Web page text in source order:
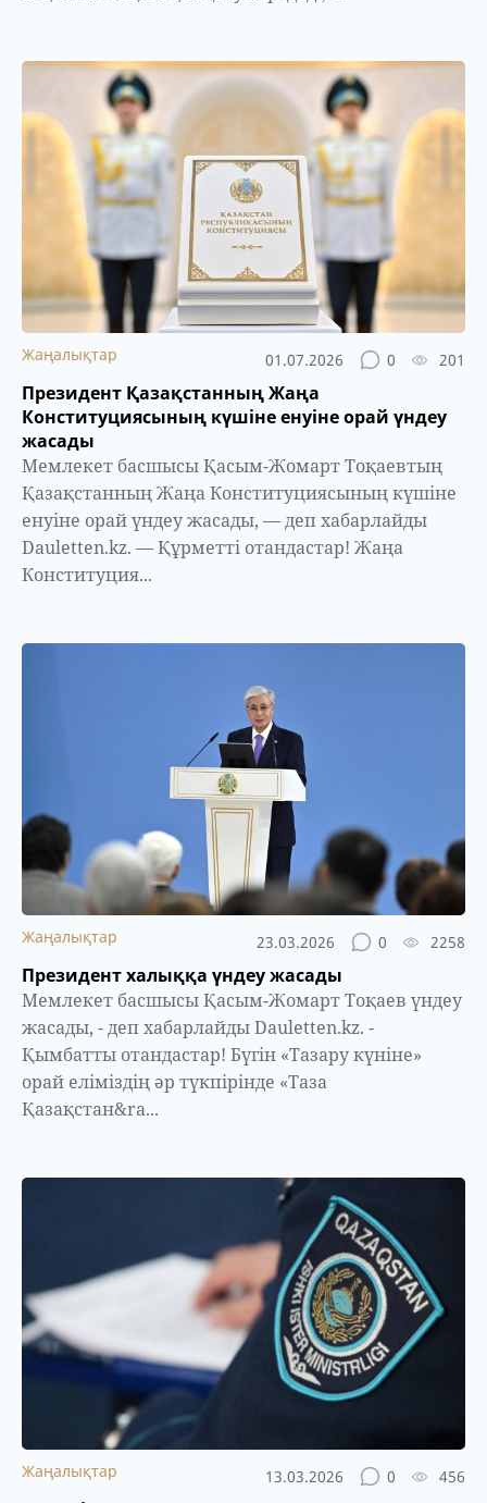
Жаңалықтар 01.07.2026 0 201
Президент Қазақстанның Жаңа
Конституциясының күшіне енуіне орай үндеу
жасады
Мемлекет басшысы Қасым-Жомарт Тоқаевтың
Қазақстанның Жаңа Конституциясының күшіне
енуіне орай үндеу жасады, — деп хабарлайды
Dauletten.kz. — Құрметті отандастар! Жаңа
Конституция...
Жаңалықтар 23.03.2026 0 2258
Президент халыққа үндеу жасады
Мемлекет басшысы Қасым-Жомарт Тоқаев үндеу
жасады, - деп хабарлайды Dauletten.kz. -
Қымбатты отандастар! Бүгін «Тазару күніне»
орай еліміздің әр түкпірінде «Таза
Қазақстан&ra...
Жаңалықтар 13.03.2026 0 456